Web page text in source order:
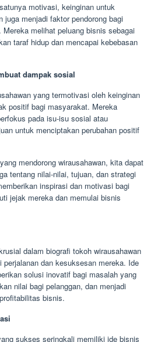
motivasi, keinginan untuk
juga menjadi faktor pendorong bagi
Mereka melihat peluang bisnis sebagai
taraf hidup dan mencapai kebebasan
dampak sosial
yang termotivasi oleh keinginan
positif bagi masyarakat. Mereka
pada isu-isu sosial atau
untuk menciptakan perubahan positif
mendorong wirausahawan, kita dapat
tentang nilai-nilai, tujuan, dan strategi
inspirasi dan motivasi bagi
jejak mereka dan memulai bisnis
dalam biografi tokoh wirausahawan
perjalanan dan kesuksesan mereka. Ide
solusi inovatif bagi masalah yang
nilai bagi pelanggan, dan menjadi
bisnis.
sukses seringkali memiliki ide bisnis